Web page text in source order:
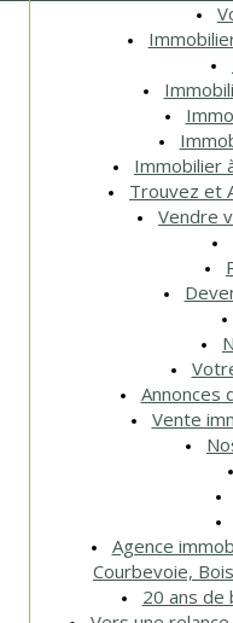
Immobilier
Trouvez et
Vendre
Annonces
Vente
Agence
Courbevoie,
20 ans de